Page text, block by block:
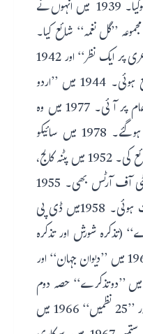
1949 میں ان کے والد کا انتقال ہوگیا۔ 1939 میں انہوں نے
’’گل نغمہ‘‘ شائع کیا۔
1940 میں ان کی کتاب ’’اردو شاعری پر ایک نظر‘‘ اور 1942
میں ’’اردو تنقید پر ایک نظر‘‘ شائع ہوئی۔ 1944 میں ’’اردو
زبان اور فن داستان گوئی‘‘ منظر عام پر آئی۔ 1977 میں وہ
بہار سرکار میں ڈپٹی ڈی پی آئی ہوگئے۔ 1978 میں سائیکو
انالائسس اینڈ لٹریری کریٹی سزم‘‘ شائع کی۔ 1952 میں پٹنہ کالج،
پٹنہ کے پرنسپل ہوگئے اور ڈین فیکلٹی آف آرٹس بھی۔ 1955
میں ’’سخن ہائے گفتنی‘‘ کی اشاعت ہوئی۔ 1958میں ڈی پی
(تذکرہ شورش اور تذکرہ
عشقی) کی جلد اول شائع ہوئی۔ 1968 میں ’’دیوان جہان‘‘ اور
1963 میں ’’عملی تنقید‘‘۔ 1963 میں ’’دوتذکرے‘‘ حصہ دوم
چھپی۔ ’’42 نظمیں‘‘ 1965میں اور ’’25 نظمیں‘‘ 1966 میں